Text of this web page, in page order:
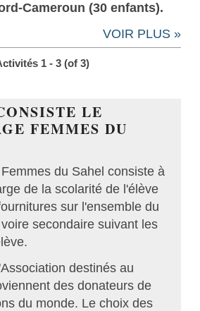
Cameroun (30 enfants).
VOIR PLUS »
1 - 3 (of 3)
LE
FEMMES DU
du Sahel consiste à
de la scolarité de l'élève
sur l'ensemble du
secondaire suivant les
destinés au
des donateurs de
du monde. Le choix des